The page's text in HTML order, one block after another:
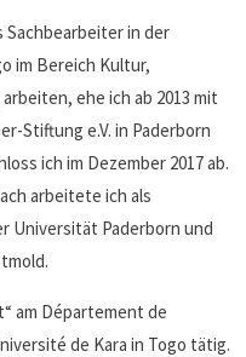
Sachbearbeiter in der
im Bereich Kultur,
ehe ich ab 2013 mit
Stiftung e.V. in Paderborn
ich im Dezember 2017 ab.
arbeitete ich als
Universität Paderborn und
am Département de
de Kara in Togo tätig.